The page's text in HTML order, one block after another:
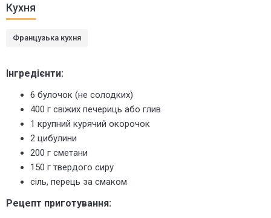
Кухня
Французька кухня
Інгредієнти:
6 булочок (не солодких)
400 г свіжих печериць або глив
1 крупний курячий окорочок
2 цибулини
200 г сметани
150 г твердого сиру
сіль, перець за смаком
Рецепт приготування: